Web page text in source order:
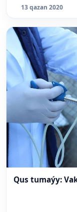
13 qazan 2020
Qus tumaýy: